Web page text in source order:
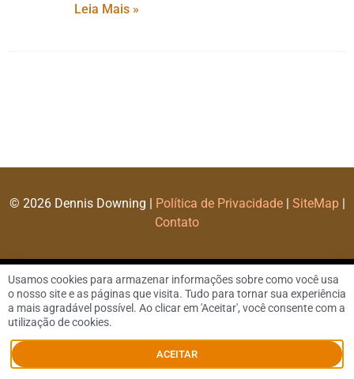
Leia Mais »
© 2026 Dennis Downing | Política de Privacidade| SiteMap|
Contato
Usamos cookies para armazenar informações sobre como você usa
o nosso site e as páginas que visita. Tudo para tornar sua experiência
a mais agradável possível. Ao clicar em 'Aceitar', você consente com a
utilização de cookies.
ACEITAR